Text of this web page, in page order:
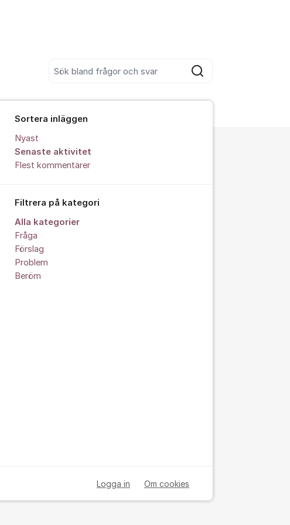
Sök
Sortera inläggen
Nyast
Senaste aktivitet
Flest kommentarer
Filtrera på kategori
Alla kategorier
Fråga
Förslag
Problem
Beröm
Logga in Om cookies